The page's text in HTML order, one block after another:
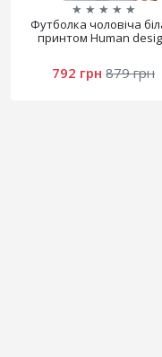
★ ★ ★ ★ ★
Футболка чоловіча
принтом Human
792 грн 879 грн